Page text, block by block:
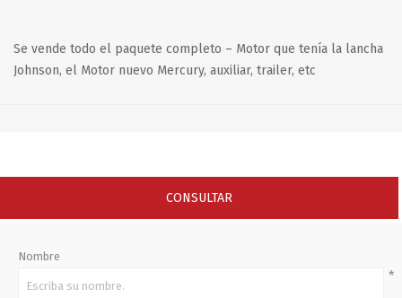
Se vende todo el paquete completo – Motor que tenía la lancha
Johnson, el Motor nuevo Mercury, auxiliar, trailer, etc
CONSULTAR
Nombre
*